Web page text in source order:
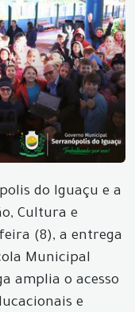
do Iguaçu e a
Cultura e
(8), a entrega
Municipal
amplia o acesso
e